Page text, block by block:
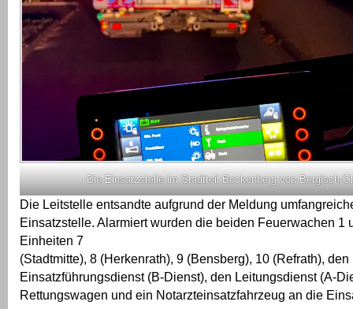
Die Einsatzstelle im Stadtteil Bockenberg von Bergisch
Die Leitstelle entsandte aufgrund der Meldung
Einsatzstelle. Alarmiert wurden die beiden Feuerwachen 1
Einheiten 7
(Stadtmitte), 8 (Herkenrath), 9 (Bensberg), 10 (Refrath), den
Einsatzführungsdienst (B-Dienst), den Leitungsdienst (A-
Rettungswagen und ein Notarzteinsatzfahrzeug an die